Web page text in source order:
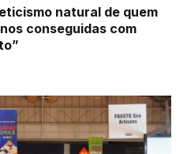
natural de quem
conseguidas com